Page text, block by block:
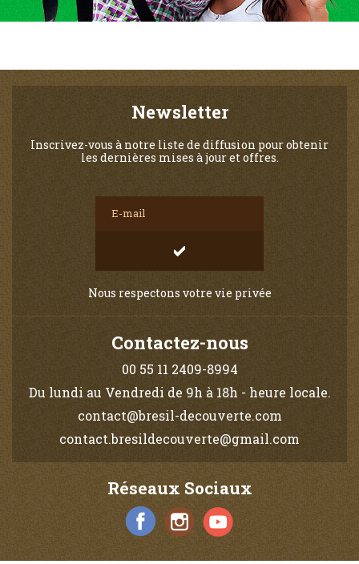
Newsletter
Inscrivez-vous à notre liste de diffusion pour obtenir
les dernières mises à jour et offres.
Nous respectons votre vie privée
Contactez-nous
00 55 11 2409-8994
Du lundi au Vendredi de 9h à 18h - heure locale.
contact@bresil-decouverte.com
contact.bresildecouverte@gmail.com
Réseaux Sociaux